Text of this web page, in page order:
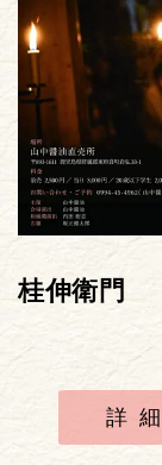
桂伸衛門
詳細